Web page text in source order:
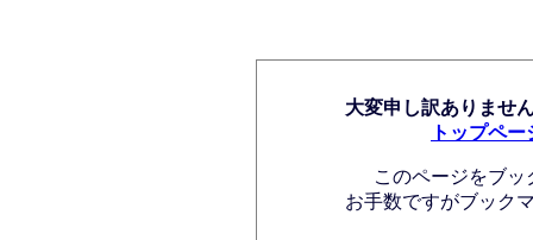
大変申し訳ありませ
トップペー
このページをブ
お手数ですがブック